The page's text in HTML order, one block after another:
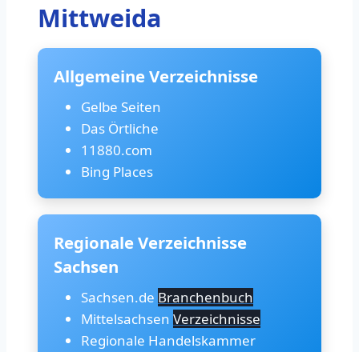
Mittweida
Allgemeine Verzeichnisse
Gelbe Seiten
Das Örtliche
11880.com
Bing Places
Regionale Verzeichnisse
Sachsen
Sachsen.de Branchenbuch
Mittelsachsen Verzeichnisse
Regionale Handelskammer